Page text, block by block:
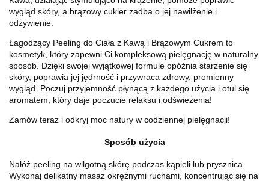
wygląd skóry, a brązowy cukier zadba o jej nawilżenie i
odżywienie.
Łagodzący Peeling do Ciała z Kawą i Brązowym Cukrem to
kosmetyk, który zapewni Ci kompleksową pielęgnację w naturalny
sposób. Dzięki swojej wyjątkowej formule opóźnia starzenie się
skóry, poprawia jej jędrność i przywraca zdrowy, promienny
wygląd. Poczuj przyjemność płynącą z każdego użycia i otul się
aromatem, który daje poczucie relaksu i odświeżenia!
Zamów teraz i odkryj moc natury w codziennej pielęgnacji!
Sposób użycia
Nałóż peeling na wilgotną skórę podczas kąpieli lub prysznica.
Wykonaj delikatny masaż okrężnymi ruchami, koncentrując się na